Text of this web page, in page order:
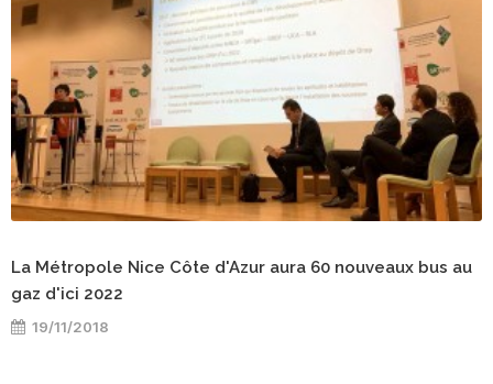
La Métropole Nice Côte d'Azur aura 60 nouveaux bus au
gaz d'ici 2022
19/11/2018